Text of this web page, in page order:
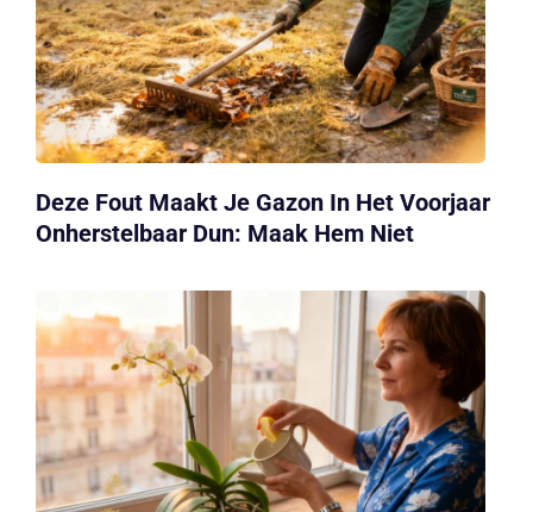
Deze Fout Maakt Je Gazon In Het Voorjaar
Onherstelbaar Dun: Maak Hem Niet